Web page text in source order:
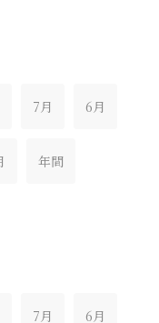
7月 6月
年間
7月 6月